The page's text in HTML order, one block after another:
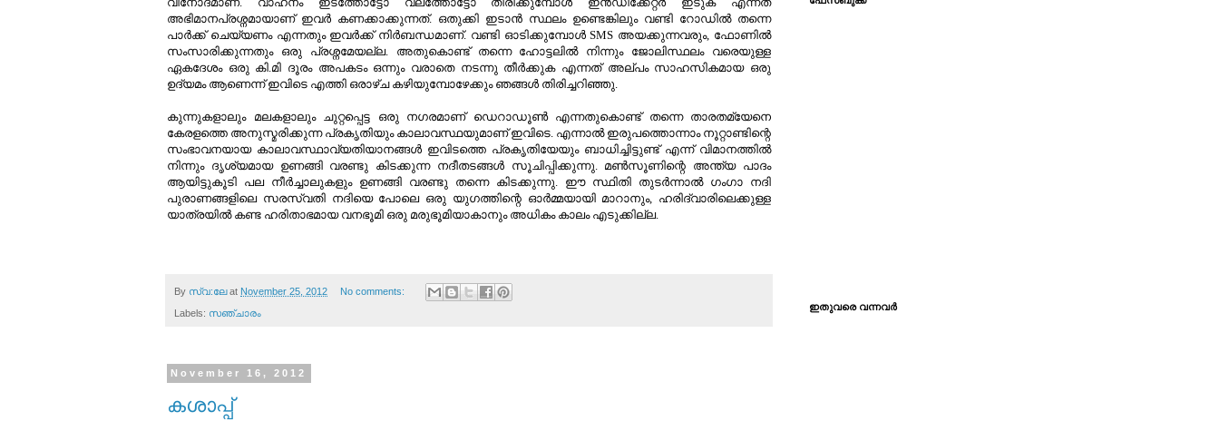
അഭിമാനപ്രശ്നമായാണ് ഇവര്‍ കണക്കാക്കുന്നത്. ഒതുക്കി ഇടാന്‍ സ്ഥലം ഉണ്ടെങ്കിലും വണ്ടി റോഡില്‍ തന്നെ
പാര്‍ക്ക്‌ ചെയ്യണം എന്നതും ഇവര്‍ക്ക്‌ നിര്‍ബന്ധമാണ്. വണ്ടി ഓടിക്കുമ്പോള്‍ SMS അയക്കുന്നവരും, ഫോണില്‍
സംസാരിക്കുന്നതും ഒരു പ്രശ്നമേയല്ല. അതുകൊണ്ട് തന്നെ ഹോട്ടലില്‍ നിന്നും ജോലിസ്ഥലം വരെയുള്ള
ഏകദേശം ഒരു കി.മി ദൂരം അപകടം ഒന്നും വരാതെ നടന്നു തീര്‍ക്കുക എന്നത് അല്പം സാഹസികമായ ഒരു
ഉദ്യമം ആണെന്ന് ഇവിടെ എത്തി ഒരാഴ്ച കഴിയുമ്പോഴേക്കും ഞങ്ങള്‍ തിരിച്ചറിഞ്ഞു.
കുന്നുകളാലും മലകളാലും ചുറ്റപ്പെട്ട ഒരു നഗരമാണ് ഡെറാഡൂണ്‍ എന്നതുകൊണ്ട് തന്നെ താരതമ്യേനെ
കേരളത്തെ അനുസ്മരിക്കുന്ന പ്രകൃതിയും കാലാവസ്ഥയുമാണ് ഇവിടെ. എന്നാല്‍ ഇരുപത്തൊന്നാം നൂറ്റാണ്ടിന്റെ
സംഭാവനയായ കാലാവസ്ഥാവ്യതിയാനങ്ങള്‍ ഇവിടത്തെ പ്രകൃതിയേയും ബാധിച്ചിട്ടുണ്ട് എന്ന് വിമാനത്തില്‍
നിന്നും ദൃശ്യമായ ഉണങ്ങി വരണ്ടു കിടക്കുന്ന നദീതടങ്ങള്‍ സൂചിപ്പിക്കുന്നു. മണ്‍സൂണിന്റെ അന്ത്യ പാദം
ആയിട്ടുകൂടി പല നീര്‍ച്ചാലുകളും ഉണങ്ങി വരണ്ടു തന്നെ കിടക്കുന്നു. ഈ സ്ഥിതി തുടര്‍ന്നാല്‍ ഗംഗാ നദി
പുരാണങ്ങളിലെ സരസ്വതി നദിയെ പോലെ ഒരു യുഗത്തിന്റെ ഓര്‍മ്മയായി മാറാനും, ഹരിദ്വാരിലെക്കുള്ള
യാത്രയില്‍ കണ്ട ഹരിതാഭമായ വനഭൂമി ഒരു മരുഭൂമിയാകാനും അധികം കാലം എടുക്കില്ല.
By സ്വ:ലേ at November 25, 2012 No comments:
Labels: സഞ്ചാരം
November 16, 2012
കശാപ്പ്
ഇതുവരെ വന്നവര്‍